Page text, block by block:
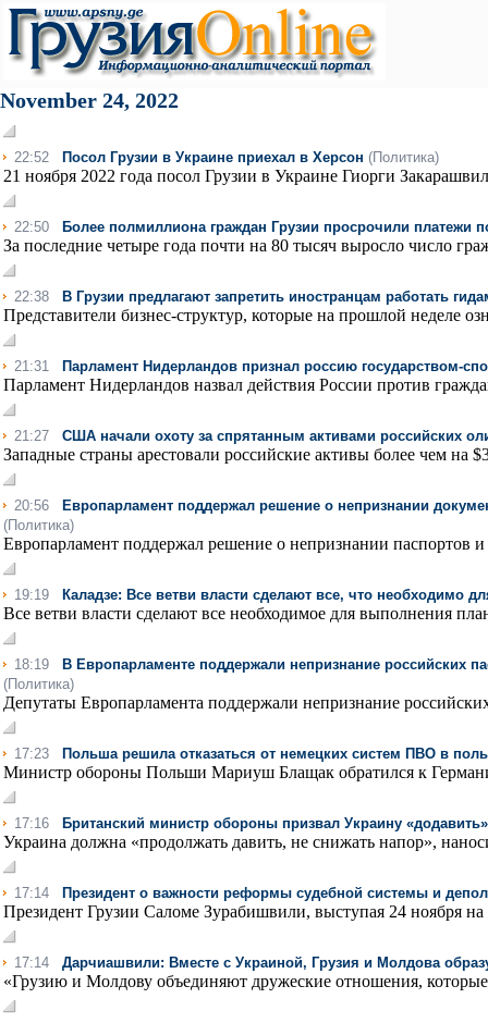
November 24, 2022
22:52 Посол Грузии в Украине приехал в Херсон (Политика)
21 ноября 2022 года посол Грузии в Украине Гиорги
22:50 Более полмиллиона граждан Грузии просрочили платежи
За последние четыре года почти на 80 тысяч выросло число
22:38 В Грузии предлагают запретить иностранцам работать
Представители бизнес-структур, которые на прошлой неделе
21:31 Парламент Нидерландов признал россию государством-
Парламент Нидерландов назвал действия России против
21:27 США начали охоту за спрятанным активами российских
Западные страны арестовали российские активы более чем на
20:56
Европарламент поддержал решение о непризнании
(Политика)
Европарламент поддержал решение о непризнании паспортов
19:19 Каладзе: Все ветви власти сделают все, что необходимо
Все ветви власти сделают все необходимое для выполнения
18:19
В Европарламенте поддержали непризнание российских
(Политика)
Депутаты Европарламента поддержали непризнание
17:23 Польша решила отказаться от немецких систем ПВО в
Министр обороны Польши Мариуш Блащак обратился к
17:16 Британский министр обороны призвал Украину
Украина должна «продолжать давить, не снижать напор»,
17:14 Президент о важности реформы судебной системы и
Президент Грузии Саломе Зурабишвили, выступая 24 ноября
17:14 Дарчиашвили: Вместе с Украиной, Грузия и Молдова
«Грузию и Молдову объединяют дружеские отношения,